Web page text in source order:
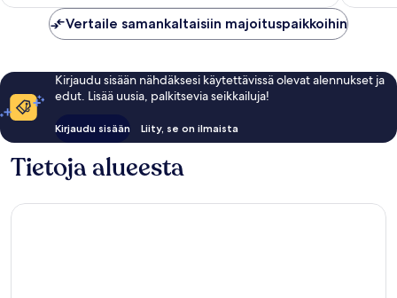
Vertaile samankaltaisiin majoituspaikkoihin
Kirjaudu sisään nähdäksesi käytettävissä olevat alennukset ja
edut. Lisää uusia, palkitsevia seikkailuja!
Kirjaudu sisään Liity, se on ilmaista
Tietoja alueesta